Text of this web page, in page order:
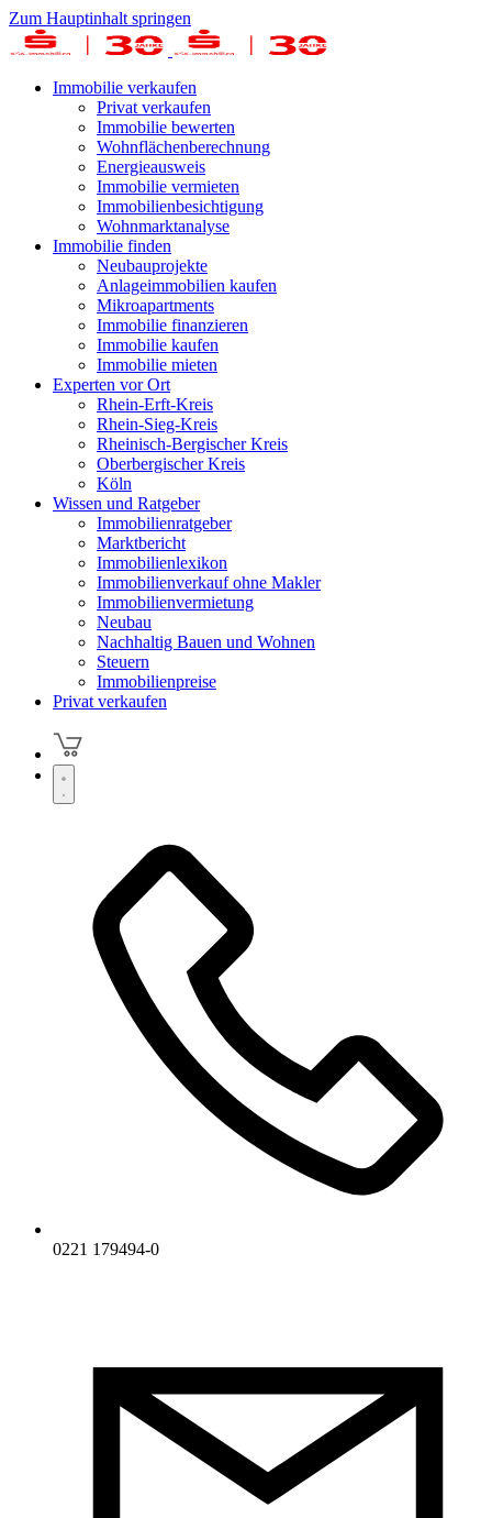
Zum Hauptinhalt springen
Immobilie verkaufen
Privat verkaufen
Immobilie bewerten
Wohnflächenberechnung
Energieausweis
Immobilie vermieten
Immobilienbesichtigung
Wohnmarktanalyse
Immobilie finden
Neubauprojekte
Anlageimmobilien kaufen
Mikroapartments
Immobilie finanzieren
Immobilie kaufen
Immobilie mieten
Experten vor Ort
Rhein-Erft-Kreis
Rhein-Sieg-Kreis
Rheinisch-Bergischer Kreis
Oberbergischer Kreis
Köln
Wissen und Ratgeber
Immobilienratgeber
Marktbericht
Immobilienlexikon
Immobilienverkauf ohne Makler
Immobilienvermietung
Neubau
Nachhaltig Bauen und Wohnen
Steuern
Immobilienpreise
Privat verkaufen
0221 179494-0